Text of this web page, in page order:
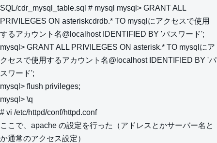
SQL/cdr_mysql_table.sql # mysql mysql> GRANT ALL
PRIVILEGES ON asteriskcdrdb.* TO mysqlにアクセスで使用
するアカウント名@localhost IDENTIFIED BY 'パスワード';
mysql> GRANT ALL PRIVILEGES ON asterisk.* TO mysqlにア
クセスで使用するアカウント名@localhost IDENTIFIED BY 'パ
スワード';
mysql> flush privileges;
mysql> \q
# vi /etc/httpd/conf/httpd.conf
ここで、apache の設定を行った（アドレスとかサーバー名と
か通常のアクセス設定）